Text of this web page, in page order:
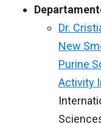
Dr.
New
Purine
Activity